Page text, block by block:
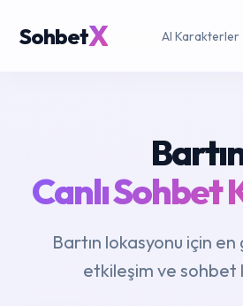
SohbetX AI Karakterler
Canlı Sohbet
Bartın lokasyonu için en
etkileşim ve sohbet